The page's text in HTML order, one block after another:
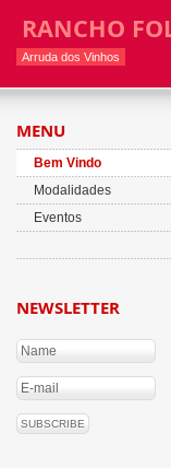
RANCHO
Arruda dos Vinhos
MENU
Bem Vindo
Modalidades
Eventos
NEWSLETTER